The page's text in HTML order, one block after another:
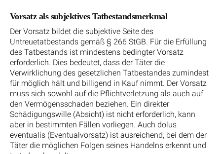
Vorsatz als subjektives Tatbestandsmerkmal
Der Vorsatz bildet die subjektive Seite des
Untreuetatbestands gemäß § 266 StGB. Für die Erfüllung
des Tatbestands ist mindestens bedingter Vorsatz
erforderlich. Dies bedeutet, dass der Täter die
Verwirklichung des gesetzlichen Tatbestandes zumindest
für möglich hält und billigend in Kauf nimmt. Der Vorsatz
muss sich sowohl auf die Pflichtverletzung als auch auf
den Vermögensschaden beziehen. Ein direkter
Schädigungswille (Absicht) ist nicht erforderlich, kann
aber in bestimmten Fällen vorliegen. Auch dolus
eventualis (Eventualvorsatz) ist ausreichend, bei dem der
Täter die möglichen Folgen seines Handelns erkennt und